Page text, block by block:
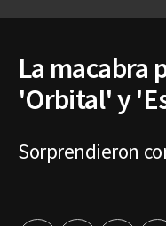
La macabra
'Orbital' y
Sorprendieron